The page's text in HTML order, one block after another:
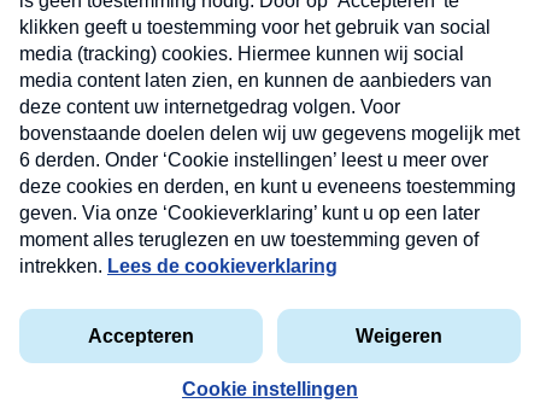
Privacyverklaring
Cookieverklaring
Kwetsbaarheid melden
Copyright © 2026 MAX Vandaag - Omroep MAX
Nieuwsbrief
Neem hier een gratis abonnement op onze
nieuwsbrief. Elke vrijdag- en dinsdagochtend in uw